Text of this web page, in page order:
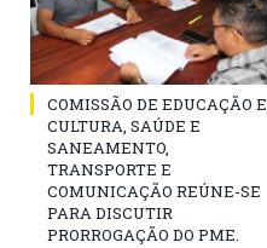
COMISSÃO DE EDUCAÇÃO E
CULTURA, SAÚDE E
SANEAMENTO,
TRANSPORTE E
COMUNICAÇÃO REÚNE-SE
PARA DISCUTIR
PRORROGAÇÃO DO PME.